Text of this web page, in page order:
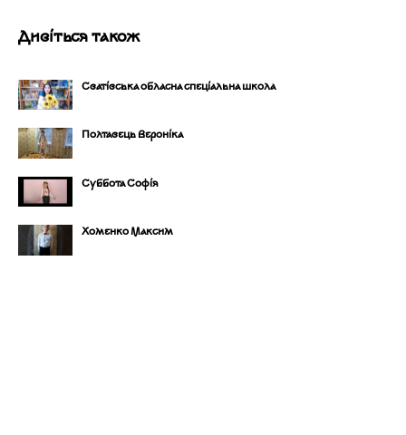
Дивіться також
Сватівська обласна спеціальна школа
Полтавець Вероніка
Суббота Софія
Хоменко Максим